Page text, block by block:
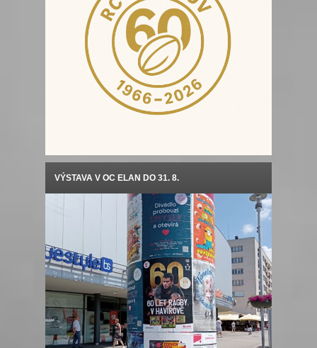
VÝSTAVA V OC ELAN DO 31. 8.